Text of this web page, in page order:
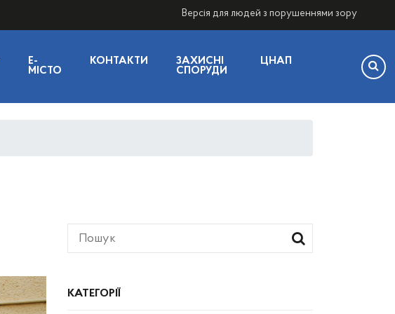
Версія для людей з порушеннями зору
E-
МІСТО
КОНТАКТИ
ЗАХИСНІ
СПОРУДИ
ЦНАП
КАТЕГОРІЇ